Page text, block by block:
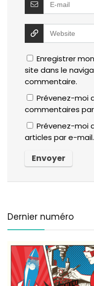
Enregistrer
site dans le
commentaire.
Prévenez-moi
commentaires
Prévenez-moi
articles par e-mail.
Dernier numéro